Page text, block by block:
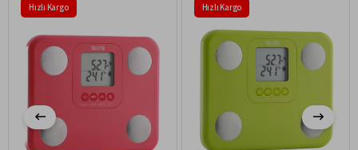
Hızlı Kargo
Hızlı Kargo